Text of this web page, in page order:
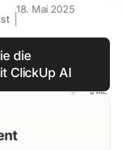
18. Mai 2025
die
ClickUp AI